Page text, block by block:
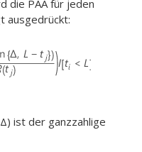
die PAA für jeden
ausgedrückt:
ist der ganzzahlige